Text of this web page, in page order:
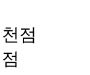
점